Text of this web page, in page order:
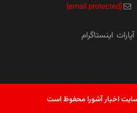
[email protected]
آپارات اینستاگرام